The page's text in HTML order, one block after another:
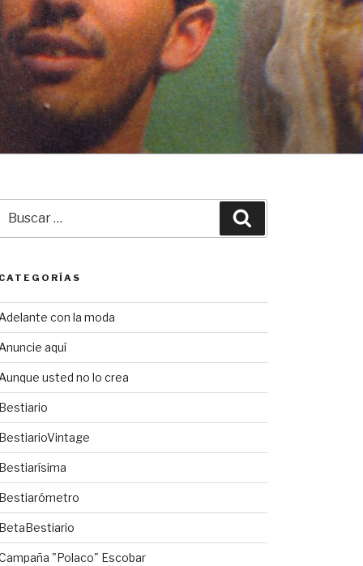
por:
CATEGORÍAS
Adelante con la moda
Anuncie aquí
Aunque usted no lo crea
Bestiario
BestiarioVintage
Bestiarísima
Bestiarómetro
BetaBestiario
"Polaco" Escobar